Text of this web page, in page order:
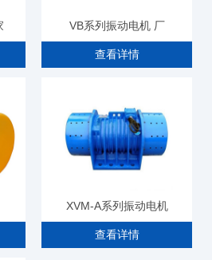
VB系列振动电机 厂
查看详情
XVM-A系列振动电机
查看详情